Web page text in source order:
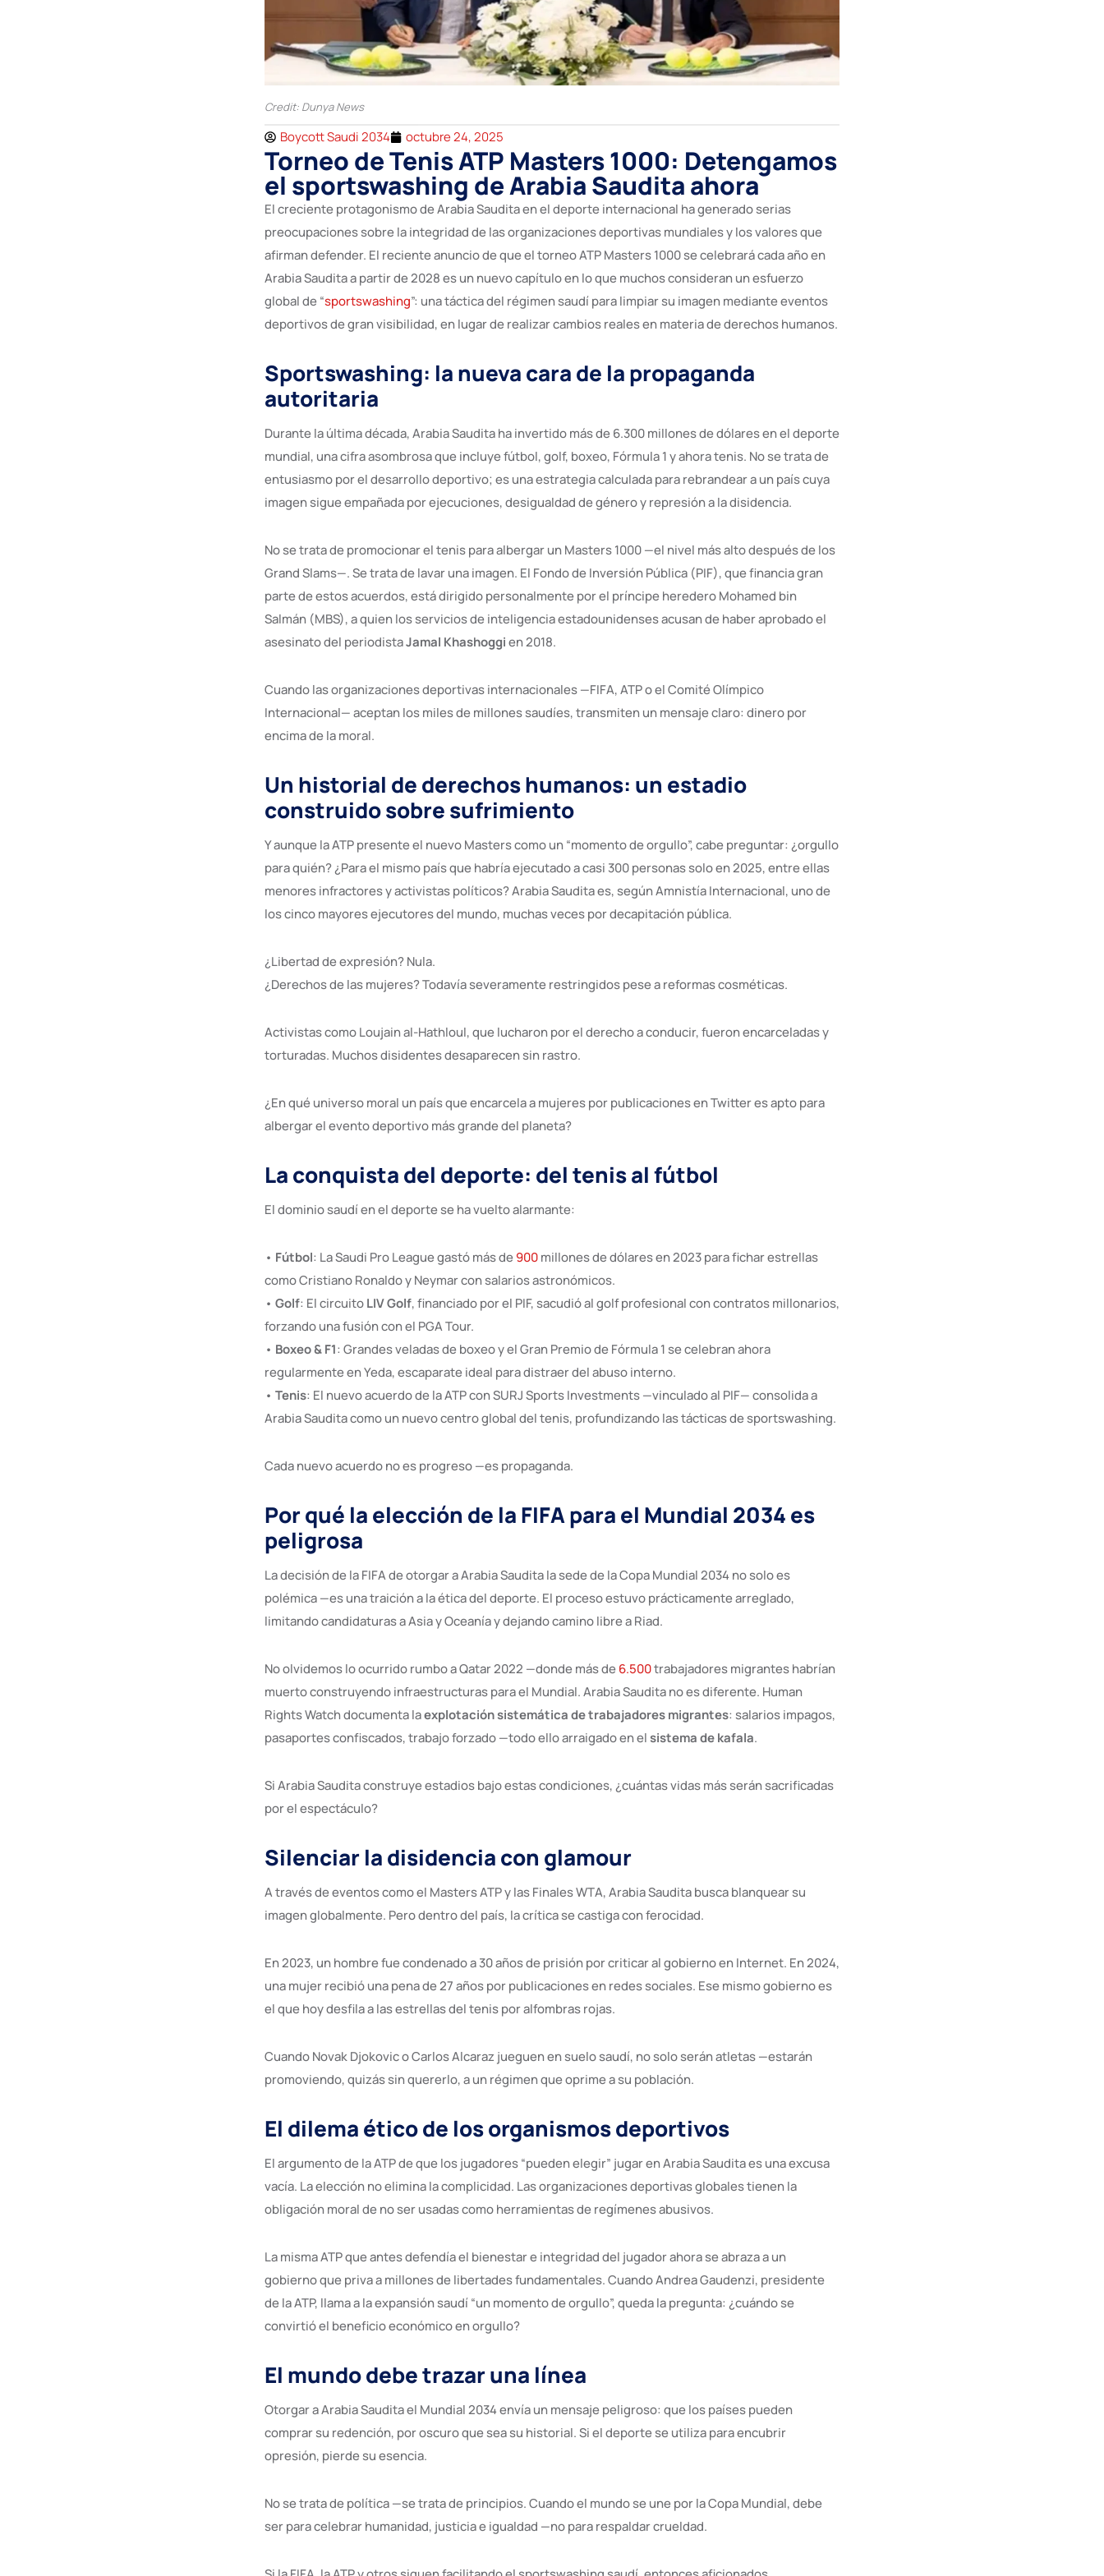
Credit: Dunya News
Boycott Saudi 2034 octubre 24, 2025
Torneo de Tenis ATP Masters 1000: Detengamos
el sportswashing de Arabia Saudita ahora
El creciente protagonismo de Arabia Saudita en el deporte internacional ha generado serias
preocupaciones sobre la integridad de las organizaciones deportivas mundiales y los valores que
afirman defender. El reciente anuncio de que el torneo ATP Masters 1000 se celebrará cada año en
Arabia Saudita a partir de 2028 es un nuevo capítulo en lo que muchos consideran un esfuerzo
global de “sportswashing”: una táctica del régimen saudí para limpiar su imagen mediante eventos
deportivos de gran visibilidad, en lugar de realizar cambios reales en materia de derechos humanos.
Sportswashing: la nueva cara de la propaganda
autoritaria
Durante la última década, Arabia Saudita ha invertido más de 6.300 millones de dólares en el deporte
mundial, una cifra asombrosa que incluye fútbol, golf, boxeo, Fórmula 1 y ahora tenis. No se trata de
entusiasmo por el desarrollo deportivo; es una estrategia calculada para rebrandear a un país cuya
imagen sigue empañada por ejecuciones, desigualdad de género y represión a la disidencia.
No se trata de promocionar el tenis para albergar un Masters 1000 —el nivel más alto después de los
Grand Slams—. Se trata de lavar una imagen. El Fondo de Inversión Pública (PIF), que financia gran
parte de estos acuerdos, está dirigido personalmente por el príncipe heredero Mohamed bin
Salmán (MBS), a quien los servicios de inteligencia estadounidenses acusan de haber aprobado el
asesinato del periodistaJamal Khashoggien 2018.
Cuando las organizaciones deportivas internacionales —FIFA, ATP o el Comité Olímpico
Internacional— aceptan los miles de millones saudíes, transmiten un mensaje claro: dinero por
encima de la moral.
Un historial de derechos humanos: un estadio
construido sobre sufrimiento
Y aunque la ATP presente el nuevo Masters como un “momento de orgullo”, cabe preguntar: ¿orgullo
para quién? ¿Para el mismo país que habría ejecutado a casi 300 personas solo en 2025, entre ellas
menores infractores y activistas políticos? Arabia Saudita es, según Amnistía Internacional, uno de
los cinco mayores ejecutores del mundo, muchas veces por decapitación pública.
¿Libertad de expresión? Nula.
¿Derechos de las mujeres? Todavía severamente restringidos pese a reformas cosméticas.
Activistas como Loujain al-Hathloul, que lucharon por el derecho a conducir, fueron encarceladas y
torturadas. Muchos disidentes desaparecen sin rastro.
¿En qué universo moral un país que encarcela a mujeres por publicaciones en Twitter es apto para
albergar el evento deportivo más grande del planeta?
La conquista del deporte: del tenis al fútbol
El dominio saudí en el deporte se ha vuelto alarmante:
• Fútbol: La Saudi Pro League gastó más de900millones de dólares en 2023 para fichar estrellas
como Cristiano Ronaldo y Neymar con salarios astronómicos.
• Golf: El circuitoLIV Golf, financiado por el PIF, sacudió al golf profesional con contratos millonarios,
forzando una fusión con el PGA Tour.
• Boxeo & F1: Grandes veladas de boxeo y el Gran Premio de Fórmula 1 se celebran ahora
regularmente en Yeda, escaparate ideal para distraer del abuso interno.
• Tenis: El nuevo acuerdo de la ATP con SURJ Sports Investments —vinculado al PIF— consolida a
Arabia Saudita como un nuevo centro global del tenis, profundizando las tácticas de sportswashing.
Cada nuevo acuerdo no es progreso —es propaganda.
Por qué la elección de la FIFA para el Mundial 2034 es
peligrosa
La decisión de la FIFA de otorgar a Arabia Saudita la sede de la Copa Mundial 2034 no solo es
polémica —es una traición a la ética del deporte. El proceso estuvo prácticamente arreglado,
limitando candidaturas a Asia y Oceanía y dejando camino libre a Riad.
No olvidemos lo ocurrido rumbo a Qatar 2022 —donde más de6.500trabajadores migrantes habrían
muerto construyendo infraestructuras para el Mundial. Arabia Saudita no es diferente. Human
Rights Watch documenta laexplotación sistemática de trabajadores migrantes: salarios impagos,
pasaportes confiscados, trabajo forzado —todo ello arraigado en el sistema de kafala.
Si Arabia Saudita construye estadios bajo estas condiciones, ¿cuántas vidas más serán sacrificadas
por el espectáculo?
Silenciar la disidencia con glamour
A través de eventos como el Masters ATP y las Finales WTA, Arabia Saudita busca blanquear su
imagen globalmente. Pero dentro del país, la crítica se castiga con ferocidad.
En 2023, un hombre fue condenado a 30 años de prisión por criticar al gobierno en Internet. En 2024,
una mujer recibió una pena de 27 años por publicaciones en redes sociales. Ese mismo gobierno es
el que hoy desfila a las estrellas del tenis por alfombras rojas.
Cuando Novak Djokovic o Carlos Alcaraz jueguen en suelo saudí, no solo serán atletas —estarán
promoviendo, quizás sin quererlo, a un régimen que oprime a su población.
El dilema ético de los organismos deportivos
El argumento de la ATP de que los jugadores “pueden elegir” jugar en Arabia Saudita es una excusa
vacía. La elección no elimina la complicidad. Las organizaciones deportivas globales tienen la
obligación moral de no ser usadas como herramientas de regímenes abusivos.
La misma ATP que antes defendía el bienestar e integridad del jugador ahora se abraza a un
gobierno que priva a millones de libertades fundamentales. Cuando Andrea Gaudenzi, presidente
de la ATP, llama a la expansión saudí “un momento de orgullo”, queda la pregunta: ¿cuándo se
convirtió el beneficio económico en orgullo?
El mundo debe trazar una línea
Otorgar a Arabia Saudita el Mundial 2034 envía un mensaje peligroso: que los países pueden
comprar su redención, por oscuro que sea su historial. Si el deporte se utiliza para encubrir
opresión, pierde su esencia.
No se trata de política —se trata de principios. Cuando el mundo se une por la Copa Mundial, debe
ser para celebrar humanidad, justicia e igualdad —no para respaldar crueldad.